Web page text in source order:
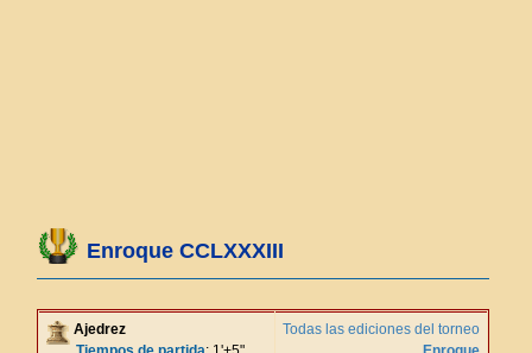
Enroque CCLXXXIII
Ajedrez
Todas las ediciones del torneo